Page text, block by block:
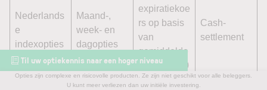
Nederlands
e
indexopties
Maand-,
week- en
dagopties
expiratiekoe
rs op basis
van
gemiddelde
15:30-16:00
uur
Cash-
settlement
Waar moet u als belegger op letten rond optie-
Til uw optiekennis naar een hoger niveau
Opties zijn complexe en risicovolle producten. Ze zijn niet geschikt voor alle beleggers.
U kunt meer verliezen dan uw initiële investering.